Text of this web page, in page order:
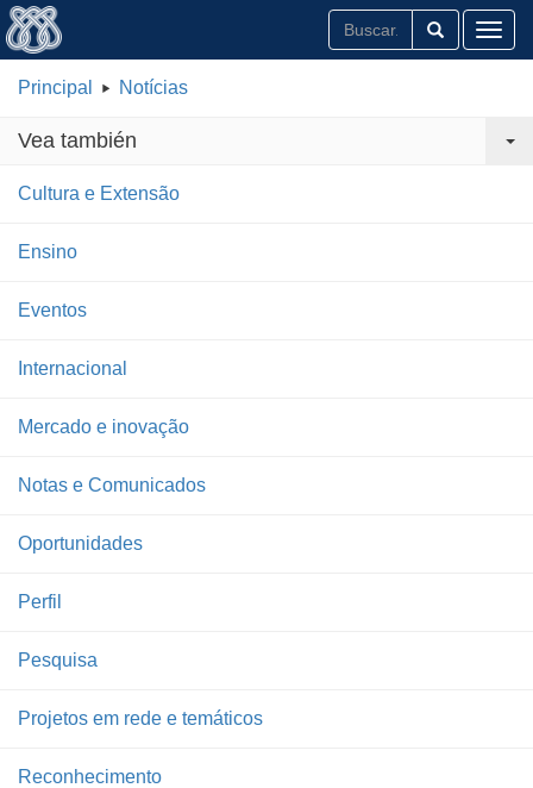
Principal Notícias
Vea también
Cultura e Extensão
Ensino
Eventos
Internacional
Mercado e inovação
Notas e Comunicados
Oportunidades
Perfil
Pesquisa
Projetos em rede e temáticos
Reconhecimento